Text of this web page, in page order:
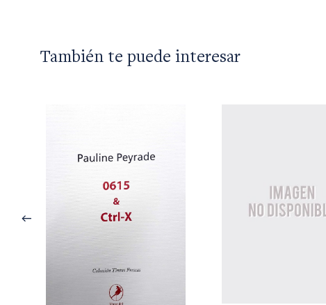
También te puede interesar